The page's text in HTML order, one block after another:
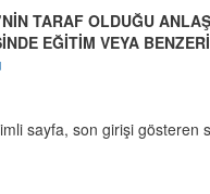
TARAF OLDUĞU
EĞİTİM VEYA
sayfa, son girişi